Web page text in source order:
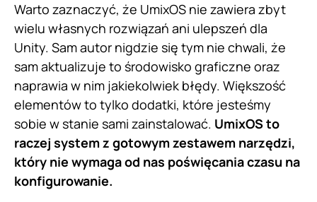
Warto zaznaczyć, że UmixOS nie zawiera zbyt
wielu własnych rozwiązań ani ulepszeń dla
Unity. Sam autor nigdzie się tym nie chwali, że
sam aktualizuje to środowisko graficzne oraz
naprawia w nim jakiekolwiek błędy. Większość
elementów to tylko dodatki, które jesteśmy
sobie w stanie sami zainstalować. UmixOS to
raczej system z gotowym zestawem narzędzi,
który nie wymaga od nas poświęcania czasu na
konfigurowanie.